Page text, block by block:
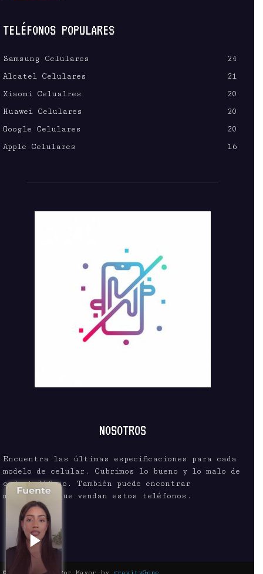
TELÉFONOS POPULARES
Samsung Celulares
24
Alcatel Celulares
21
Xiaomi Celualres
20
Huawei Celulares
20
Google Celulares
20
Apple Celulares
16
NOSOTROS
Encuentra las últimas especificaciones para cada
modelo de celular. Cubrimos lo bueno y lo malo de
cada teléfono. También puede encontrar
mayoristas que vendan estos teléfonos.